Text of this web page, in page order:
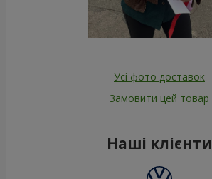
Усі фото доставок
Замовити цей товар
Наші клієнти